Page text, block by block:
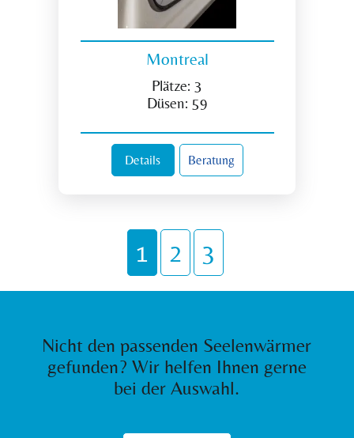
Montreal
Plätze: 3
Düsen: 59
Details Beratung
1 2 3
Nicht den passenden Seelenwärmer
gefunden? Wir helfen Ihnen gerne
bei der Auswahl.